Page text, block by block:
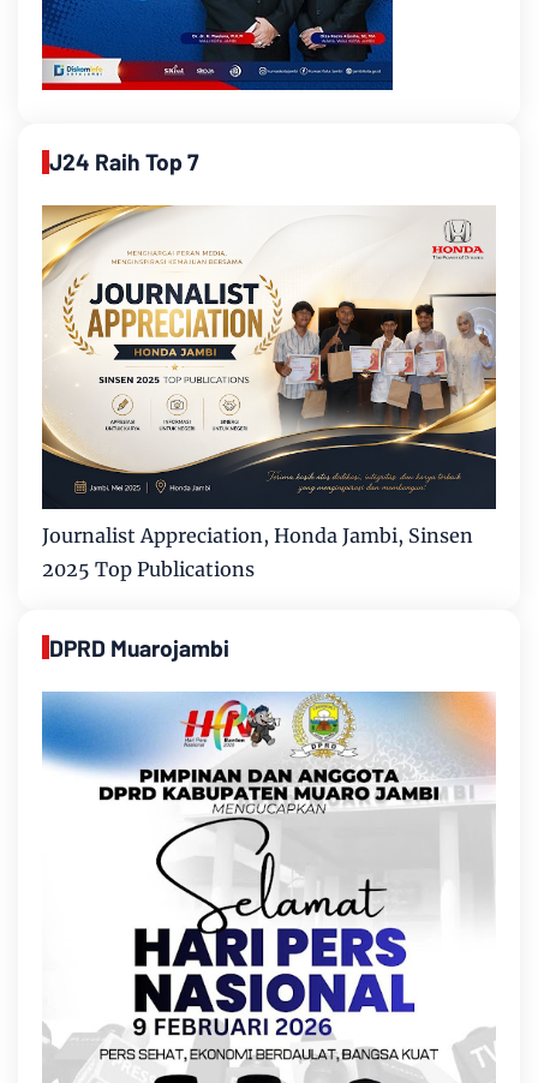
J24 Raih Top 7
Journalist Appreciation, Honda Jambi, Sinsen
2025 Top Publications
DPRD Muarojambi